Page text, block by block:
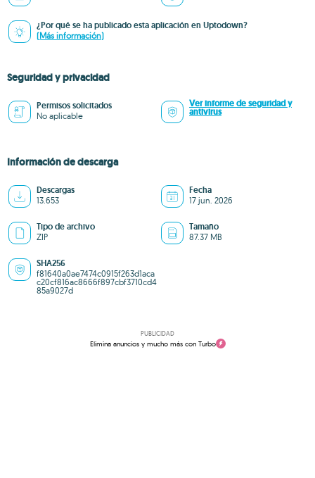
¿Por qué se ha publicado esta aplicación en Uptodown?
(Más información)
Seguridad y privacidad
Permisos solicitados
No aplicable
Ver informe de seguridad y
antivirus
Información de descarga
Descargas
13.653
Fecha
17 jun. 2026
Tipo de archivo
ZIP
Tamaño
87.37 MB
SHA256
f81640a0ae7474c0915f263d1aca
c20cf816ac8666f897cbf3710cd4
85a9027d
PUBLICIDAD
Elimina anuncios y mucho más con Turbo